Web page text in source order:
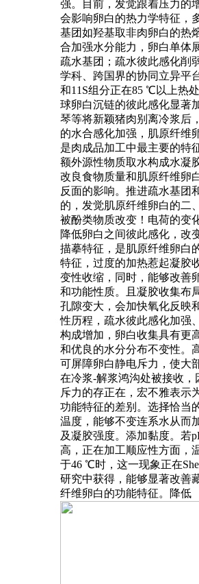
强。目前，发觉跟着压力的
会影响卵白的热力学特征，
基团如羟基取非肉卵白的热
合加强水分能力，卵白单体
疏水基团；疏水彼此感化削
学科、跨国界的协同立异平
和11S组分正在85 ℃以上热
球卵白沉链的彼此感化显著
琴等将新颖猪肉别离冷浆后
的水合感化加强，肌原纤维
是肉成品加工中最主要的特
额外源性物质取水构成水凝
改良食物质量和肌原纤维卵
反面的影响。推进疏水基团
的，发觉肌原纤维卵白的二
被酚类物质改变！电荷的变
降低卵白之间彼此感化，改
描摹特征，是肌原纤维卵白
特征，过度的加热惹起凝胶
变性收缩，同时，能够改善
和功能性质。且凝胶收集布
孔隙变大，会加快氧化反映
性历程，疏水彼此感化加强
构成增加，卵白收集具有更
和优良的水分分布不变性。
可屏障卵白静电斥力，使大
在冷浆-解浆鸿沟处被接收，
斥力的存正在，宏不雅表示
功能特征的差别。选择恰当
温度，能够不变连系水从而
及凝胶强度。添加黏度。若
高，正在加工顺应性方面，
于46 ℃时，这一现象正在
研究中获得，能够显著改善
纤维卵白的功能特征。降低